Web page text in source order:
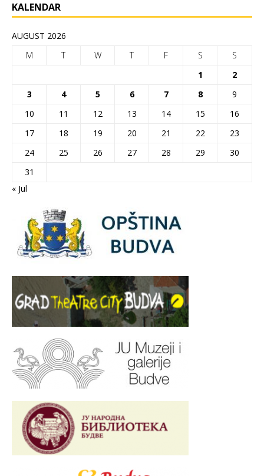
KALENDAR
AUGUST 2026
M
T W T F S
S
1
2
3
4 5 6 7 8
9
10
11 12 13 14 15
16
17
18 19 20 21 22
23
24
25 26 27 28 29
30
31
« Jul